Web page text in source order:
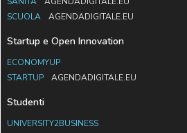
SCUOLA
AGENDADIGITALE.EU
Startup e Open Innovation
ECONOMYUP
STARTUP
AGENDADIGITALE.EU
Studenti
UNIVERSITY2BUSINESS